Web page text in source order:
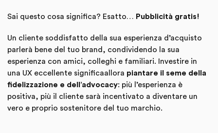
Sai questo cosa significa? Esatto… Pubblicità gratis!
Un cliente soddisfatto della sua esperienza d’acquisto
parlerà bene del tuo brand, condividendo la sua
esperienza con amici, colleghi e familiari. Investire in
una UX eccellente significaallora piantare il seme della
fidelizzazione e dell’advocacy: più l’esperienza è
positiva, più il cliente sarà incentivato a diventare un
vero e proprio sostenitore del tuo marchio.